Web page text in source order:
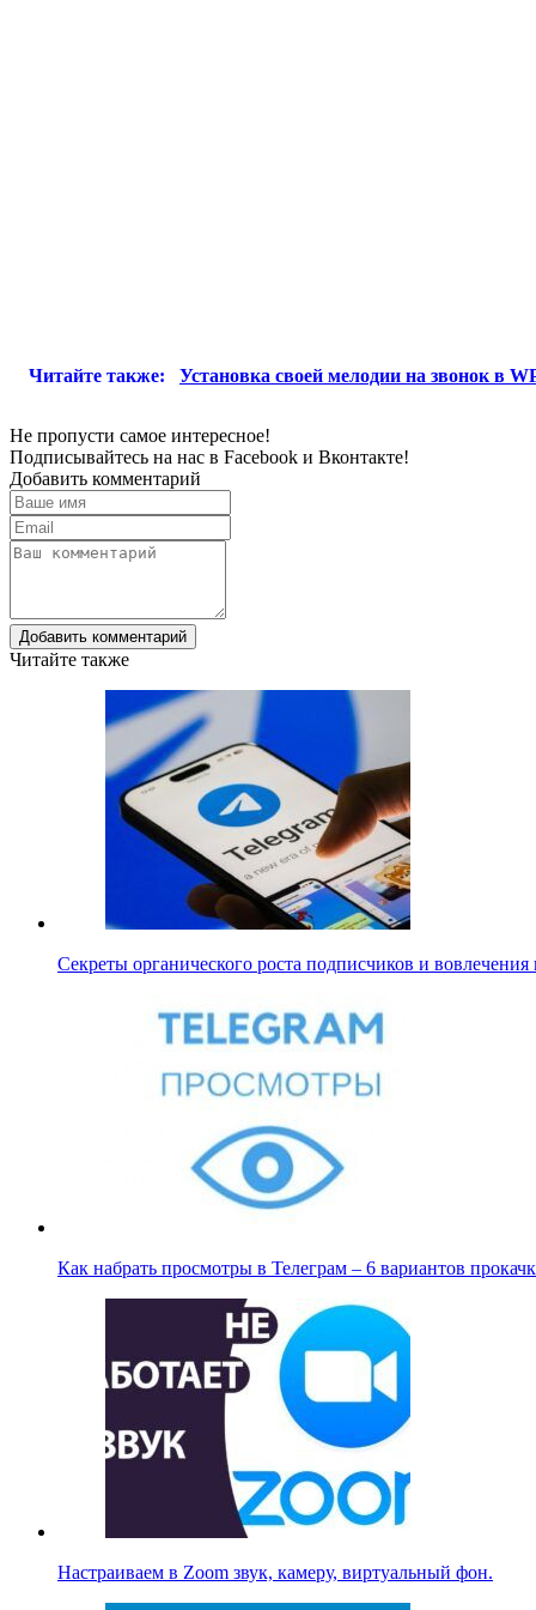
Читайте также: Установка своей мелодии на звонок в
Не пропусти самое интересное!
Подписывайтесь на нас в Facebook и Вконтакте!
Добавить комментарий
Добавить комментарий
Читайте также
Секреты органического роста подписчиков и
Как набрать просмотры в Телеграм – 6 вариантов
Настраиваем в Zoom звук, камеру, виртуальный фон.